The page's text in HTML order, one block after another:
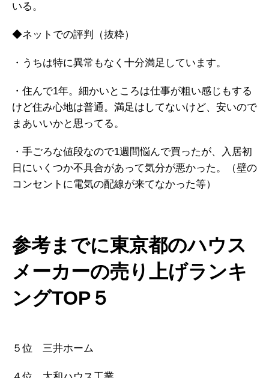
いる。
◆ネットでの評判（抜粋）
・うちは特に異常もなく十分満足しています。
・住んで1年。細かいところは仕事が粗い感じもする
けど住み心地は普通。満足はしてないけど、安いので
まあいいかと思ってる。
・手ごろな値段なので1週間悩んで買ったが、入居初
日にいくつか不具合があって気分が悪かった。（壁の
コンセントに電気の配線が来てなかった等）
参考までに東京都のハウス
メーカーの売り上げランキ
ングTOP５
５位 三井ホーム